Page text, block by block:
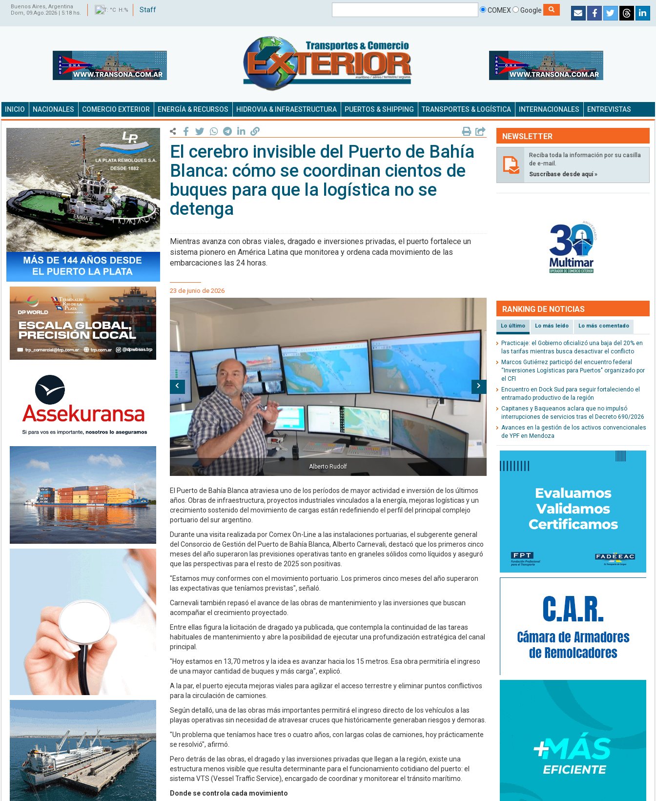
Buenos Aires, Argentina
Dom, 09.Ago.2026 | 5:18 hs.
T: °C H:% Staff COMEX Google
INICIO NACIONALES COMERCIO EXTERIOR ENERGÍA & RECURSOS HIDROVIA & INFRAESTRUCTURA PUERTOS & SHIPPING TRANSPORTES & LOGÍSTICA INTERNACIONALES ENTREVISTAS
El cerebro invisible del Puerto de Bahía
Blanca: cómo se coordinan cientos de
buques para que la logística no se
detenga
Mientras avanza con obras viales, dragado e inversiones privadas, el puerto fortalece un
sistema pionero en América Latina que monitorea y ordena cada movimiento de las
embarcaciones las 24 horas.
23 de junio de 2026
Alberto Carnevali
Anterior Siguiente
El Puerto de Bahía Blanca atraviesa uno de los períodos de mayor actividad e inversión de los últimos
años. Obras de infraestructura, proyectos industriales vinculados a la energía, mejoras logísticas y un
crecimiento sostenido del movimiento de cargas están redefiniendo el perfil del principal complejo
portuario del sur argentino.
Durante una visita realizada por Comex On-Line a las instalaciones portuarias, el subgerente general
del Consorcio de Gestión del Puerto de Bahía Blanca, Alberto Carnevali, destacó que los primeros cinco
meses del año superaron las previsiones operativas tanto en graneles sólidos como líquidos y aseguró
que las perspectivas para el resto de 2025 son positivas.
"Estamos muy conformes con el movimiento portuario. Los primeros cinco meses del año superaron
las expectativas que teníamos previstas", señaló.
Carnevali también repasó el avance de las obras de mantenimiento y las inversiones que buscan
acompañar el crecimiento proyectado.
Entre ellas figura la licitación de dragado ya publicada, que contempla la continuidad de las tareas
habituales de mantenimiento y abre la posibilidad de ejecutar una profundización estratégica del canal
principal.
"Hoy estamos en 13,70 metros y la idea es avanzar hacia los 15 metros. Esa obra permitiría el ingreso
de una mayor cantidad de buques y más carga", explicó.
A la par, el puerto ejecuta mejoras viales para agilizar el acceso terrestre y eliminar puntos conflictivos
para la circulación de camiones.
Según detalló, una de las obras más importantes permitirá el ingreso directo de los vehículos a las
playas operativas sin necesidad de atravesar cruces que históricamente generaban riesgos y demoras.
"Un problema que teníamos hace tres o cuatro años, con largas colas de camiones, hoy prácticamente
se resolvió", afirmó.
Pero detrás de las obras, el dragado y las inversiones privadas que llegan a la región, existe una
estructura menos visible que resulta determinante para el funcionamiento cotidiano del puerto: el
sistema VTS (Vessel Traffic Service), encargado de coordinar y monitorear el tránsito marítimo.
Donde se controla cada movimiento
NEWSLETTER
Reciba toda la información por su casilla
de e-mail.
Suscríbase desde aquí »
RANKING DE NOTICIAS
Lo último Lo más leído Lo más comentado
Practicaje: el Gobierno oficializó una baja del 20% en
las tarifas mientras busca desactivar el conflicto
Marcos Gutiérrez participó del encuentro federal
“Inversiones Logísticas para Puertos" organizado por
el CFI
Encuentro en Dock Sud para seguir fortaleciendo el
entramado productivo de la región
Capitanes y Baqueanos aclara que no impulsó
interrupciones de servicios tras el Decreto 690/2026
Avances en la gestión de los activos convencionales
de YPF en Mendoza